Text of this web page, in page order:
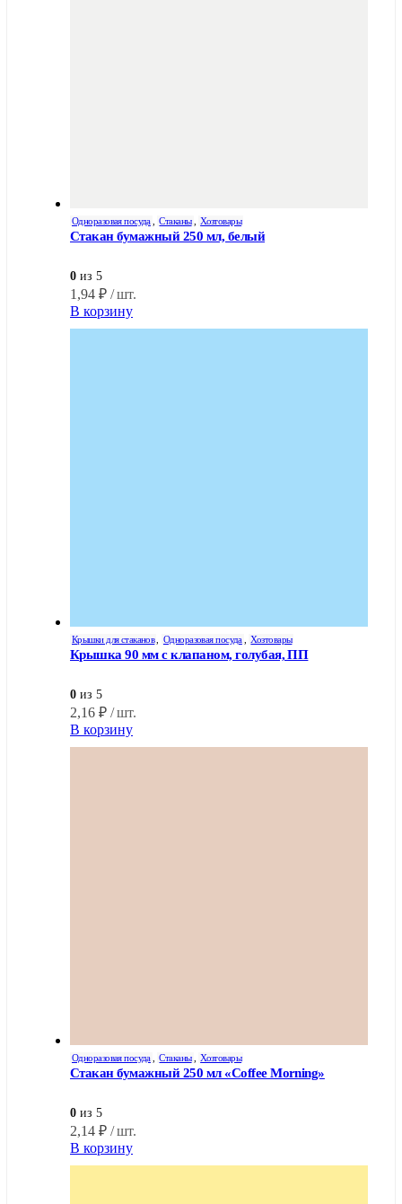
Одноразовая посуда Стаканы Хозтовары
Стакан бумажный 250 мл, белый
0 из 5
1,94 ₽ / шт.
В корзину
Крышки для стаканов Одноразовая посуда Хозтовары
Крышка 90 мм с клапаном, голубая, ПП
0 из 5
2,16 ₽ / шт.
В корзину
Одноразовая посуда Стаканы Хозтовары
Стакан бумажный 250 мл «Coffee Morning»
0 из 5
2,14 ₽ / шт.
В корзину